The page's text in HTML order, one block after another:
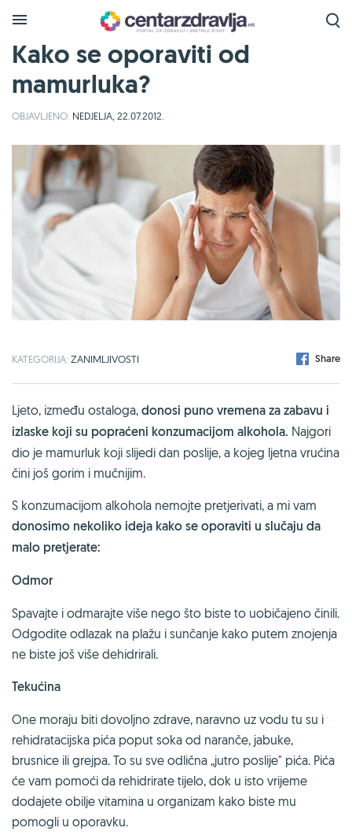
Kako se oporaviti od
mamurluka?
OBJAVLJENO: NEDJELJA, 22.07.2012.
KATEGORIJA: ZANIMLJIVOSTI Share
Ljeto, između ostaloga, donosi puno vremena za zabavu i
izlaske koji su popraćeni konzumacijom alkohola. Najgori
dio je mamurluk koji slijedi dan poslije, a kojeg ljetna vrućina
čini još gorim i mučnijim.
S konzumacijom alkohola nemojte pretjerivati, a mi vam
donosimo nekoliko ideja kako se oporaviti u slučaju da
malo pretjerate:
Odmor
Spavajte i odmarajte više nego što biste to uobičajeno činili.
Odgodite odlazak na plažu i sunčanje kako putem znojenja
ne biste još više dehidrirali.
Tekućina
One moraju biti dovoljno zdrave, naravno uz vodu tu su i
rehidratacijska pića poput soka od naranče, jabuke,
brusnice ili grejpa. To su sve odlična „jutro poslije" pića. Pića
će vam pomoći da rehidrirate tijelo, dok u isto vrijeme
dodajete obilje vitamina u organizam kako biste mu
pomogli u oporavku.